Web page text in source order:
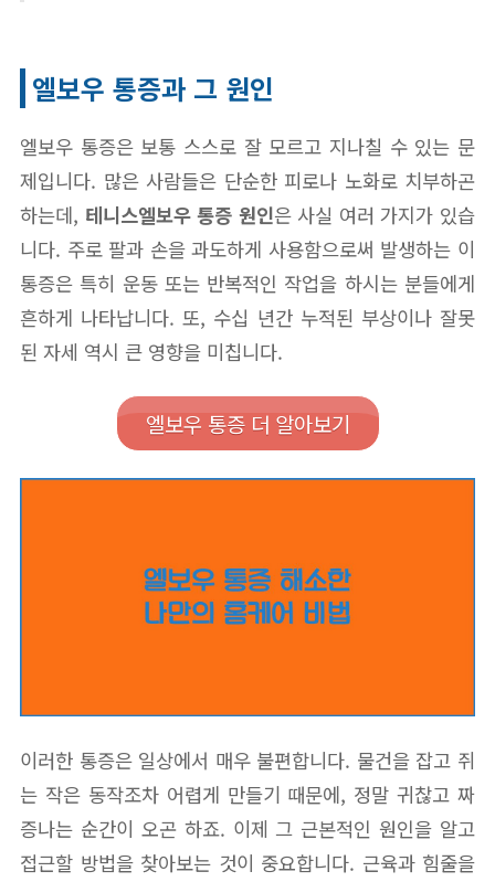
엘보우 통증과 그 원인
엘보우 통증은 보통 스스로 잘 모르고 지나칠 수 있는 문
제입니다. 많은 사람들은 단순한 피로나 노화로 치부하곤
하는데, 테니스엘보우 통증 원인은 사실 여러 가지가 있습
니다. 주로 팔과 손을 과도하게 사용함으로써 발생하는 이
통증은 특히 운동 또는 반복적인 작업을 하시는 분들에게
흔하게 나타납니다. 또, 수십 년간 누적된 부상이나 잘못
된 자세 역시 큰 영향을 미칩니다.
엘보우 통증 더 알아보기
이러한 통증은 일상에서 매우 불편합니다. 물건을 잡고 쥐
는 작은 동작조차 어렵게 만들기 때문에, 정말 귀찮고 짜
증나는 순간이 오곤 하죠. 이제 그 근본적인 원인을 알고
접근할 방법을 찾아보는 것이 중요합니다. 근육과 힘줄을